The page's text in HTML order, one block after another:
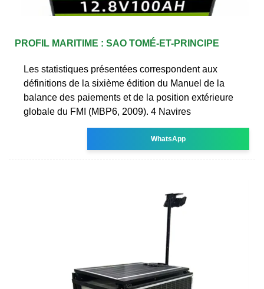
PROFIL MARITIME : SAO TOMÉ-ET-PRINCIPE
Les statistiques présentées correspondent aux
définitions de la sixième édition du Manuel de la
balance des paiements et de la position extérieure
globale du FMI (MBP6, 2009). 4 Navires
WhatsApp